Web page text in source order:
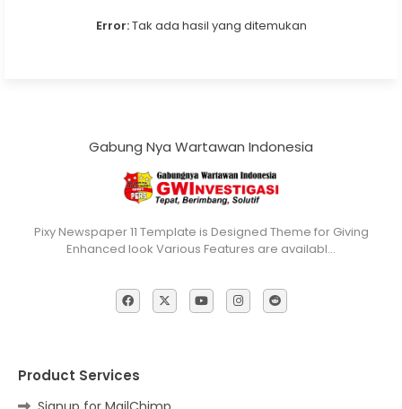
Error:Tak ada hasil yang ditemukan
Gabung Nya Wartawan Indonesia
Pixy Newspaper 11 Template is Designed Theme for Giving
Enhanced look Various Features are availabl…
Product Services